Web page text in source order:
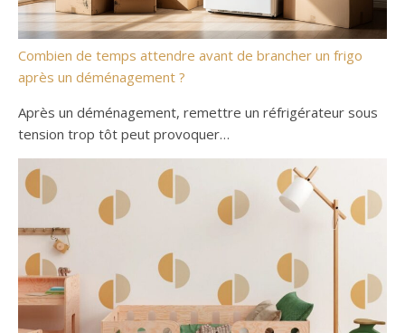
Combien de temps attendre avant de brancher un frigo
après un déménagement ?
Après un déménagement, remettre un réfrigérateur sous
tension trop tôt peut provoquer…